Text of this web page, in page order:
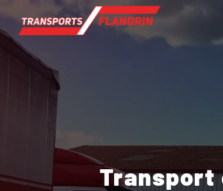
Panneau de gestion des cookies